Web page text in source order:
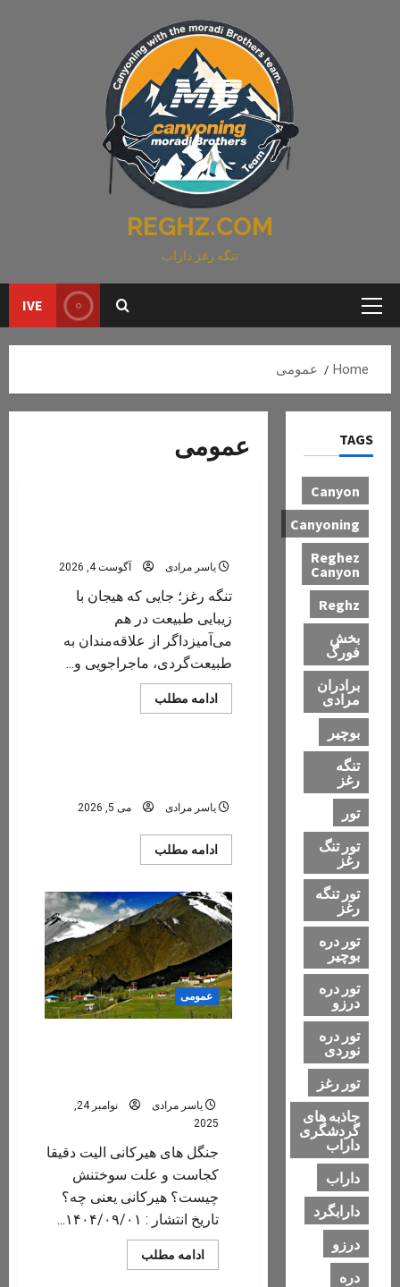
REGHZ.COM
تنگه رغز داراب
Primary
IVE
Home عمومی
عمومیدره های استان فارس
یاسر مرادی آگوست 4, 2026
تنگه رغز؛ جایی که هیجان با
زیبایی طبیعت در هم
می‌آمیزداگر از علاقه‌مندان به
طبیعت‌گردی، ماجراجویی و...
ادامه مطلب
more
بهشت
ایران
یاسر مرادی می 5, 2026
ادامه مطلب
more
باران
های
سیل
آبی
۴۰۵
بر
دره
رغز
عمومی
یاسر مرادی
نوامبر 24,
2025
جنگل های هیرکانی الیت دقیقا
کجاست و علت سوختنش
چیست؟ هیرکانی یعنی چه؟
تاریخ انتشار : ۱۴۰۴/۰۹/۰۱...
ادامه مطلب
more
TAGS
Canyon
Canyoning
Reghez
Canyon
Reghz
بخش
فورگ
برادران
مرادی
بوچیر
تنگه
رغز
تور
تور تنگ
رغز
تور تنگه
رغز
تور دره
بوچیر
تور دره
درزو
تور دره
نوردی
تور رغز
جاذبه های
گردشگری
داراب
داراب
دارابگرد
درزو
دره